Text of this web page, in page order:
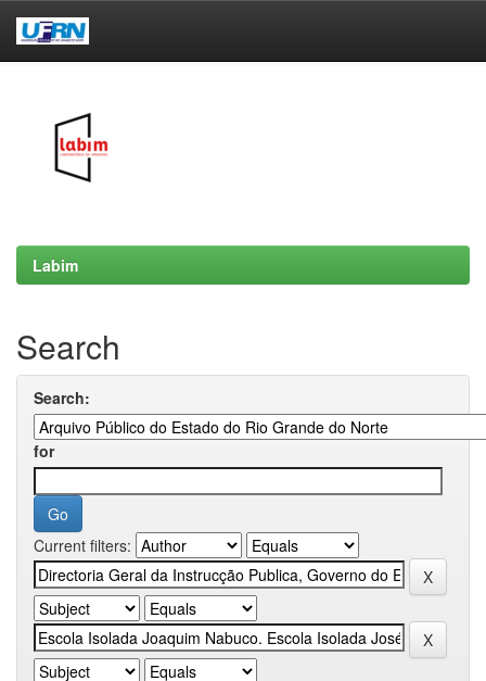
Labim
Search
Search:
for
Current filters: